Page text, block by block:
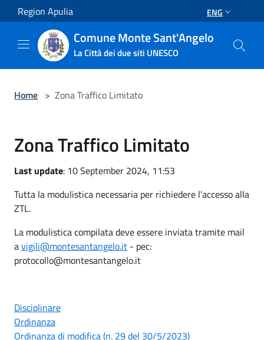
Salta al contenuto principale
Region Apulia ENG
Comune Monte Sant'Angelo
La Città dei due siti UNESCO
Home > Zona Traffico Limitato
Zona Traffico Limitato
Last update: 10 September 2024, 11:53
Tutta la modulistica necessaria per richiedere l’accesso alla
ZTL.
La modulistica compilata deve essere inviata tramite mail
avigili@montesantangelo.it - pec:
protocollo@montesantangelo.it
Disciplinare
Ordinanza
Ordinanza di modifica (n. 29 del 30/5/2023)